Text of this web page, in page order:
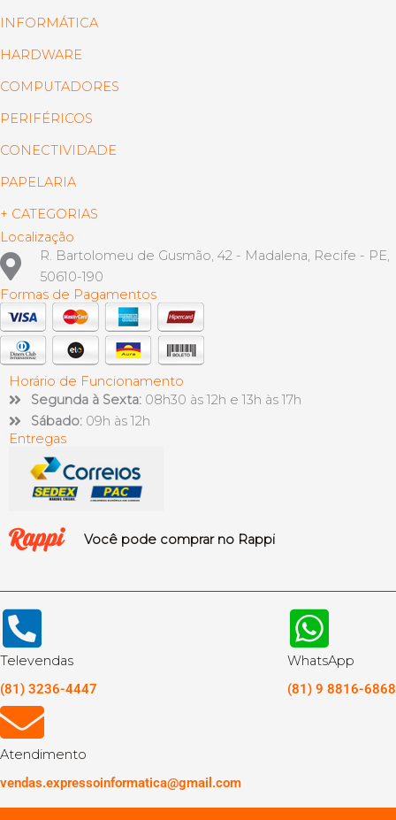
INFORMÁTICA
HARDWARE
COMPUTADORES
PERIFÉRICOS
CONECTIVIDADE
PAPELARIA
+ CATEGORIAS
Localização
R. Bartolomeu de Gusmão, 42 - Madalena, Recife - PE,
50610-190
Formas de Pagamentos
Horário de Funcionamento
Segunda à Sexta: 08h30 às 12h e 13h às 17h
Sábado: 09h às 12h
Entregas
Você pode comprar no Rappi
Televendas
(81) 3236-4447
WhatsApp
(81) 9 8816-6868
Atendimento
vendas.expressoinformatica@gmail.com